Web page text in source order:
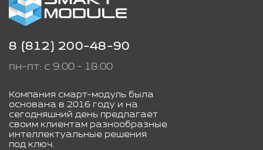
8 (812) 200-48-90
пн-пт: с 9:00 - 18:00
Компания смарт-модуль была
основана в 2016 году и на
сегодняшний день предлагает
своим клиентам разнообразные
интеллектуальные решения
под ключ.